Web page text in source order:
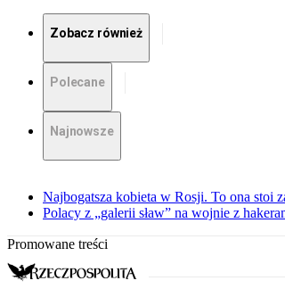
Zobacz również
Polecane
Najnowsze
Najbogatsza kobieta w Rosji. To ona stoi
Polacy z „galerii sław” na wojnie z
Promowane treści